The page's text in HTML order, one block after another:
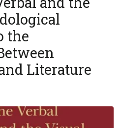
the
Literature